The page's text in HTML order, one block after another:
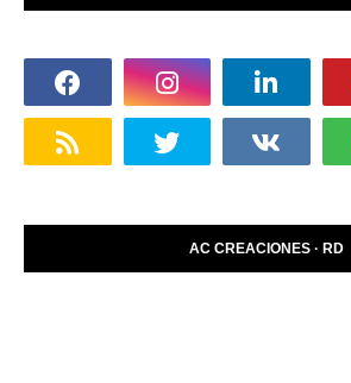
AC CREACIONES · RD